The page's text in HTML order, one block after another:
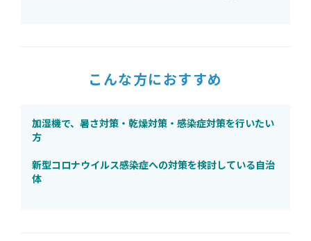
こんな方におすすめ
加湿機で、暑さ対策・乾燥対策・感染症対策を行いたい
方
新型コロナウイルス感染症への対策を検討している自治
体